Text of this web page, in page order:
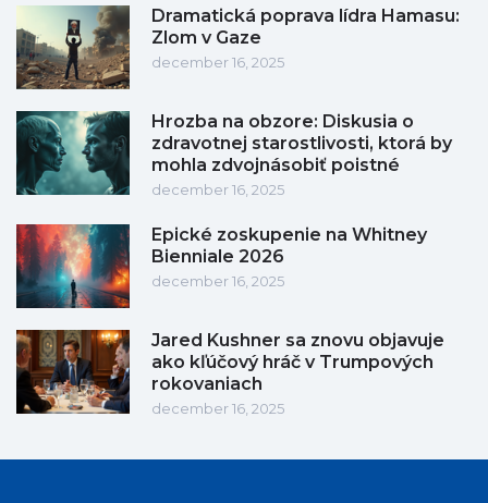
Dramatická poprava lídra Hamasu:
Zlom v Gaze
december 16, 2025
Hrozba na obzore: Diskusia o
zdravotnej starostlivosti, ktorá by
mohla zdvojnásobiť poistné
december 16, 2025
Epické zoskupenie na Whitney
Bienniale 2026
december 16, 2025
Jared Kushner sa znovu objavuje
ako kľúčový hráč v Trumpových
rokovaniach
december 16, 2025